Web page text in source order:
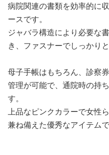
病院関連の書類を効率的に
ースです。
ジャバラ構造により必要な
き、ファスナーでしっかり
母子手帳はもちろん、診察
管理が可能で、通院時の持
す。
上品なピンクカラーで女性
兼ね備えた優秀なアイテムで